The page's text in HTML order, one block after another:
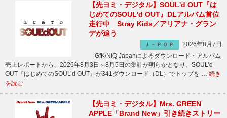
【先ヨミ・デジタル】SOUL'd OUT『は
じめてのSOUL'd OUT』DLアルバム首位
走行中 Stray Kids／アリアナ・グラン
デが追う
Ｊ－ＰＯＰ
2026年8月7日
GfK/NIQ Japanによるダウンロード・アルバム
売上レポートから、2026年8月3日～8月5日の集計が明らかとなり、SOUL’d
OUT『はじめてのSOUL’d OUT』が341ダウンロード（DL）でトップを … 続き
を読む
【先ヨミ・デジタル】Mrs. GREEN
APPLE「Brand New」引き続きストリー